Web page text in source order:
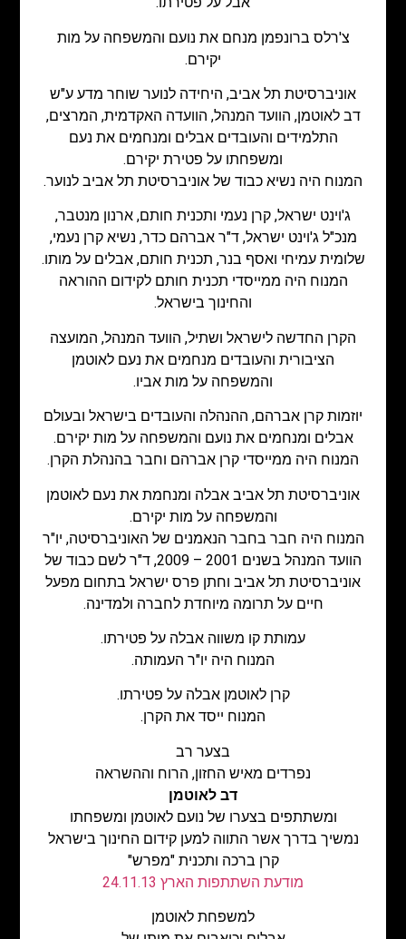
צ'רלס ברונפמן מנחם את נועם והמשפחה על מות
יקירם.
אוניברסיטת תל אביב, היחידה לנוער שוחר מדע ע"ש
דב לאוטמן, הוועד המנהל, הוועדה האקדמית, המרצים,
התלמידים והעובדים אבלים ומנחמים את נעם
ומשפחתו על פטירת יקירם.
המנוח היה נשיא כבוד של אוניברסיטת תל אביב לנוער.
ג'וינט ישראל, קרן נעמי ותכנית חותם, ארנון מנטבר,
מנכ"ל ג'וינט ישראל, ד"ר אברהם כדר, נשיא קרן נעמי,
שלומית עמיחי ואסף בנר, תכנית חותם, אבלים על מותו.
המנוח היה ממייסדי תכנית חותם לקידום ההוראה
והחינוך בישראל.
הקרן החדשה לישראל ושתיל, הוועד המנהל, המועצה
הציבורית והעובדים מנחמים את נעם לאוטמן
והמשפחה על מות אביו.
יוזמות קרן אברהם, ההנהלה והעובדים בישראל ובעולם
אבלים ומנחמים את נועם והמשפחה על מות יקירם.
המנוח היה ממייסדי קרן אברהם וחבר בהנהלת הקרן.
אוניברסיטת תל אביב אבלה ומנחמת את נעם לאוטמן
והמשפחה על מות יקירם.
המנוח היה חבר בחבר הנאמנים של האוניברסיטה, יו"ר
הוועד המנהל בשנים 2001 – 2009, ד"ר לשם כבוד של
אוניברסיטת תל אביב וחתן פרס ישראל בתחום מפעל
חיים על תרומה מיוחדת לחברה ולמדינה.
עמותת קו משווה אבלה על פטירתו.
המנוח היה יו"ר העמותה.
קרן לאוטמן אבלה על פטירתו.
המנוח ייסד את הקרן.
בצער רב
נפרדים מאיש החזון, הרוח וההשראה
דב לאוטמן
ומשתתפים בצערו של נועם לאוטמן ומשפחתו
נמשיך בדרך אשר התווה למען קידום החינוך בישראל
קרן ברכה ותכנית "מפרש"
מודעת השתתפות הארץ 24.11.13
למשפחת לאוטמן